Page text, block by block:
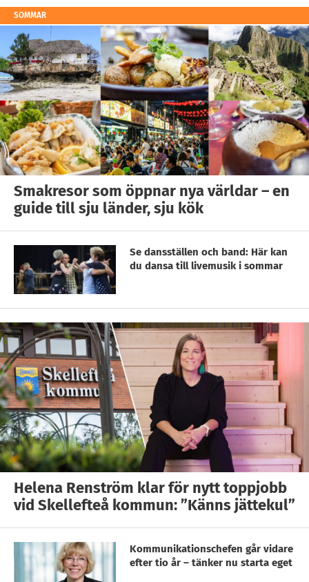
SOMMAR
Smakresor som öppnar nya världar – en
guide till sju länder, sju kök
Se dansställen och band: Här kan
du dansa till livemusik i sommar
Helena Renström klar för nytt toppjobb
vid Skellefteå kommun: ”Känns jättekul”
Kommunikationschefen går vidare
efter tio år – tänker nu starta eget